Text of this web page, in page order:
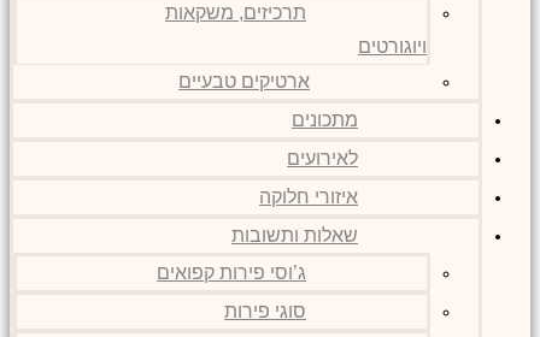
תרכיזים, משקאות
ויוגורטים
ארטיקים טבעיים
מתכונים
לאירועים
איזורי חלוקה
שאלות ותשובות
ג’וסי פירות קפואים
סוגי פירות